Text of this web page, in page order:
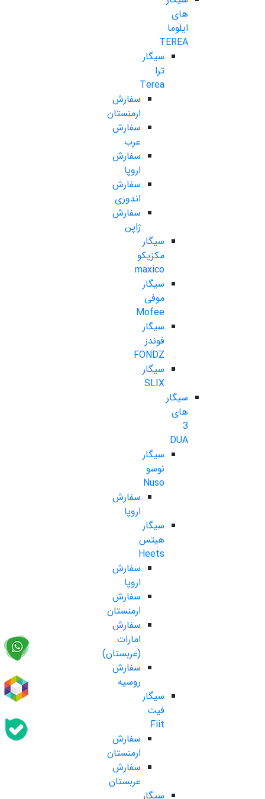
های
ایلوما
TEREA
سیگار
ترا
Terea
سفارش
ارمنستان
سفارش
عرب
سفارش
اروپا
سفارش
اندوزی
سفارش
ژاپن
سیگار
مکزیکو
maxico
سیگار
موفی
Mofee
سیگار
فوندز
FONDZ
سیگار
SLIX
سیگار
های
3
DUA
سیگار
نوسو
Nuso
سفارش
اروپا
سیگار
هیتس
Heets
سفارش
اروپا
سفارش
ارمنستان
سفارش
امارات
(عربستان)
سفارش
روسیه
سیگار
فیت
Fiit
سفارش
ارمنستان
سفارش
عربستان
سیگار